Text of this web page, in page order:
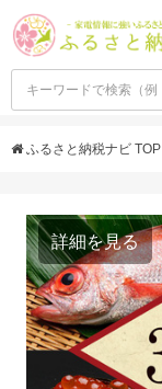
ふるさと納税ナビ TOP
詳細を見る